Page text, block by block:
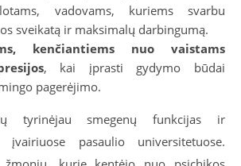
vadovams, kuriems svarbu
sveikatą ir maksimalų darbingumą.
kenčiantiems nuo vaistams
, kai įprasti gydymo būdai
pagerėjimo.
tyrinėjau smegenų funkcijas ir
įvairiuose pasaulio universitetuose.